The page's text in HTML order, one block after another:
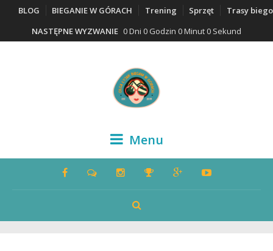
BLOG BIEGANIE W GÓRACH Trening Sprzęt
Trasy
NASTĘPNE WYZWANIE 0 Dni 0 Godzin 0 Minut 0 Sekund
Menu